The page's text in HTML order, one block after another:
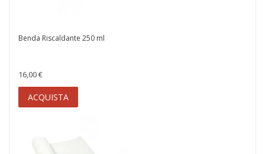
Benda Riscaldante 250 ml
16,00 €
ACQUISTA